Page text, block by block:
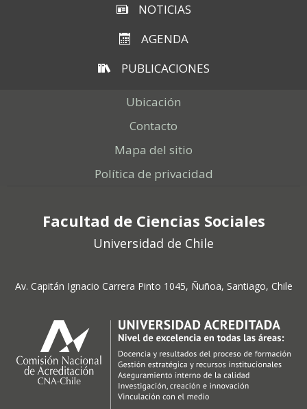
NOTICIAS
AGENDA
PUBLICACIONES
Ubicación
Contacto
Mapa del sitio
Política de privacidad
Facultad de Ciencias Sociales
Universidad de Chile
Av. Capitán Ignacio Carrera Pinto 1045, Ñuñoa, Santiago, Chile